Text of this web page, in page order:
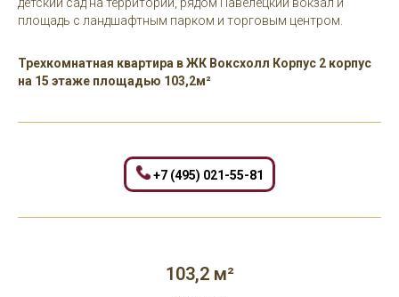
детский сад на территории, рядом Павелецкий вокзал и
площадь с ландшафтным парком и торговым центром.
Трехкомнатная квартира в ЖК Воксхолл Корпус 2 корпус
на 15 этаже площадью 103,2м²
+7 (495) 021-55-81
103,2 м²